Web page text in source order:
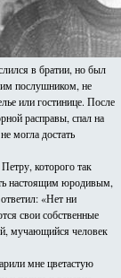
в братии, но был
послушником, не
или гостинице. После
расправы, спал на
могла достать
которого так
настоящим юродивым,
«Нет ни
свои собственные
мучающийся человек
мне цветастую